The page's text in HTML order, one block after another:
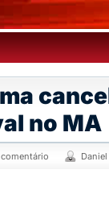
no MA